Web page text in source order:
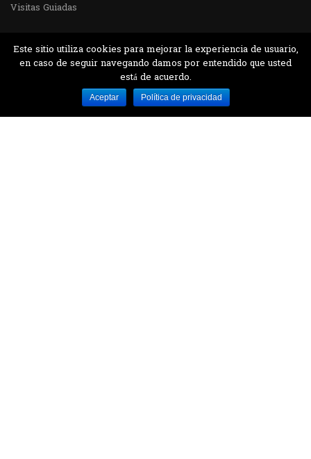
Visitas Guiadas
Desarrollado por MJTEC.
Este sitio utiliza cookies para mejorar la experiencia de usuario,
en caso de seguir navegando damos por entendido que usted
está de acuerdo.
Aceptar Política de privacidad